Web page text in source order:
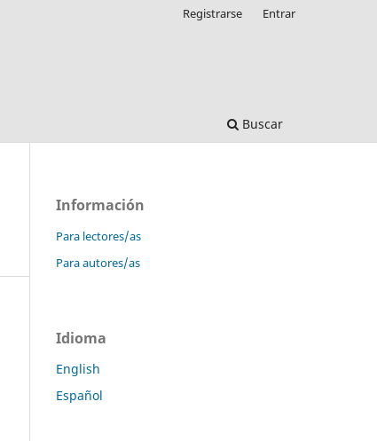
Buscar
Registrarse Entrar
Información
Para lectores/as
Para autores/as
Idioma
English
Español